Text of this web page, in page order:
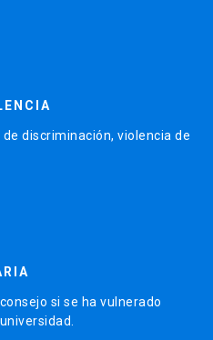
discriminación, violencia de
si se ha vulnerado